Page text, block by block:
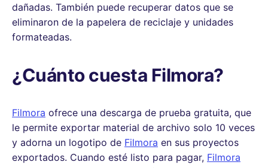
dañadas. También puede recuperar datos que se
eliminaron de la papelera de reciclaje y unidades
formateadas.
¿Cuánto cuesta Filmora?
Filmora ofrece una descarga de prueba gratuita, que
le permite exportar material de archivo solo 10 veces
y adorna un logotipo de Filmora en sus proyectos
exportados. Cuando esté listo para pagar, Filmora